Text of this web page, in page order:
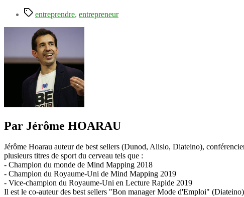
Étiquettes
entreprendre, entrepreneur
Par Jérôme HOARAU
Jérôme Hoarau auteur de best sellers (Dunod, Alisio, Diateino),
plusieurs titres de sport du cerveau tels que :
- Champion du monde de Mind Mapping 2018
- Champion du Royaume-Uni de Mind Mapping 2019
- Vice-champion du Royaume-Uni en Lecture Rapide 2019
Il est le co-auteur des best sellers "Bon manager Mode d'Emploi"